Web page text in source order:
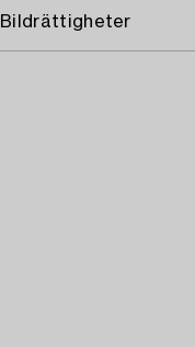
Bildrättigheter